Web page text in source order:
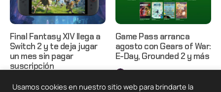
Final Fantasy XIV llega a
Switch 2 y te deja jugar
un mes sin pagar
suscripción
Hace 3 días
Game Pass arranca
agosto con Gears of War:
E-Day, Grounded 2 y más
Usamos cookies en nuestro sitio web para brindarte la